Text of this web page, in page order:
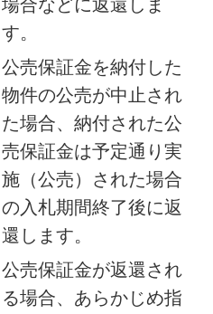
場合などに返還しま
す。
公売保証金を納付した
物件の公売が中止され
た場合、納付された公
売保証金は予定通り実
施（公売）された場合
の入札期間終了後に返
還します。
公売保証金が返還され
る場合、あらかじめ指